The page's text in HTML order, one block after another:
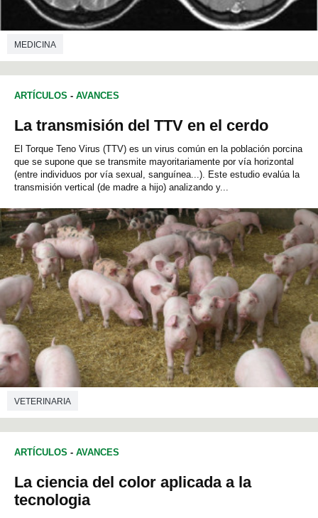
MEDICINA
ARTÍCULOS - AVANCES
La transmisión del TTV en el cerdo
El Torque Teno Virus (TTV) es un virus común en la población porcina
que se supone que se transmite mayoritariamente por vía horizontal
(entre individuos por vía sexual, sanguínea...). Este estudio evalúa la
transmisión vertical (de madre a hijo) analizando y...
VETERINARIA
ARTÍCULOS - AVANCES
La ciencia del color aplicada a la
tecnologia